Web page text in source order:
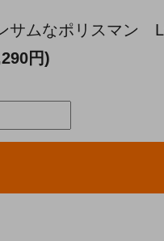
サムなポリスマン
円)